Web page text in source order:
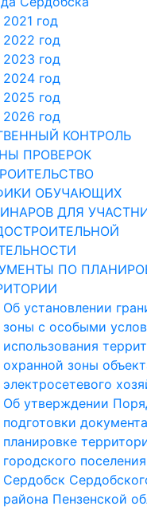
2021 год
2022 год
2023 год
2024 год
2025 год
2026 год
КОНТРОЛЬ
ПРОВЕРОК
ОБУЧАЮЩИХ
ДЛЯ
ПО
Об установлении
зоны с особыми
использования
охранной зоны
электросетевого
Об утверждении
подготовки
планировке
городского
Сердобск
района Пензенской